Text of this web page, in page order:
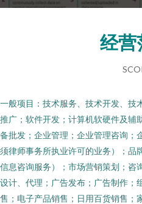
经营
一般项目：技术服务、技术开发、技
推广；软件开发；计算机软硬件及辅
备批发；企业管理；企业管理咨询；
须律师事务所执业许可的业务）；品
信息咨询服务）；市场营销策划；咨
设计、代理；广告发布；广告制作；
售；电子产品销售；日用百货销售；